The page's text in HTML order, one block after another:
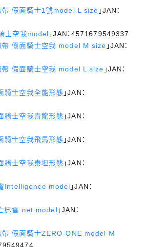
帶 假面騎士1號model L size 」JAN：
士空我model 」JAN：4571679549337
帶 假面騎士空我 model M size 」JAN：
帶 假面騎士空我 model L size 」JAN：
騎士空我全能形態 」JAN：
騎士空我青龍形態 」JAN：
騎士空我飛馬形態 」JAN：
騎士空我泰坦形態 」JAN：
Intelligence model 」JAN：
迅雷.net model 」JAN：
帶 假面騎士ZERO-ONE model M